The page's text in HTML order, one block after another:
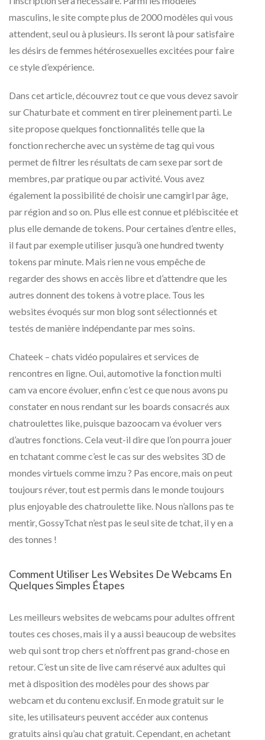
masculins, le site compte plus de 2000 modèles qui vous
attendent, seul ou à plusieurs. Ils seront là pour satisfaire
les désirs de femmes hétérosexuelles excitées pour faire
ce style d’expérience.
Dans cet article, découvrez tout ce que vous devez savoir
sur Chaturbate et comment en tirer pleinement parti. Le
site propose quelques fonctionnalités telle que la
fonction recherche avec un système de tag qui vous
permet de filtrer les résultats de cam sexe par sort de
membres, par pratique ou par activité. Vous avez
également la possibilité de choisir une camgirl par âge,
par région and so on. Plus elle est connue et plébiscitée et
plus elle demande de tokens. Pour certaines d’entre elles,
il faut par exemple utiliser jusqu’à one hundred twenty
tokens par minute. Mais rien ne vous empêche de
regarder des shows en accès libre et d’attendre que les
autres donnent des tokens à votre place. Tous les
websites évoqués sur mon blog sont sélectionnés et
testés de manière indépendante par mes soins.
Chateek – chats vidéo populaires et services de
rencontres en ligne. Oui, automotive la fonction multi
cam va encore évoluer, enfin c’est ce que nous avons pu
constater en nous rendant sur les boards consacrés aux
chatroulettes like, puisque bazoocam va évoluer vers
d’autres fonctions. Cela veut-il dire que l’on pourra jouer
en tchatant comme c’est le cas sur des websites 3D de
mondes virtuels comme imzu ? Pas encore, mais on peut
toujours réver, tout est permis dans le monde toujours
plus enjoyable des chatroulette like. Nous n’allons pas te
mentir, GossyTchat n’est pas le seul site de tchat, il y en a
des tonnes !
Comment Utiliser Les Websites De Webcams En
Quelques Simples Étapes
Les meilleurs websites de webcams pour adultes offrent
toutes ces choses, mais il y a aussi beaucoup de websites
web qui sont trop chers et n’offrent pas grand-chose en
retour. C’est un site de live cam réservé aux adultes qui
met à disposition des modèles pour des shows par
webcam et du contenu exclusif. En mode gratuit sur le
site, les utilisateurs peuvent accéder aux contenus
gratuits ainsi qu’au chat gratuit. Cependant, en achetant